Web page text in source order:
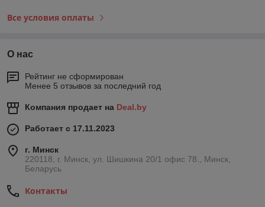
Все условия оплаты
О нас
Рейтинг не сформирован
Менее 5 отзывов за последний год
Компания продает на Deal.by
Работает с 17.11.2023
г. Минск
220118, г. Минск, ул. Шишкина 20/1 офис 78., Минск,
Беларусь
Контакты